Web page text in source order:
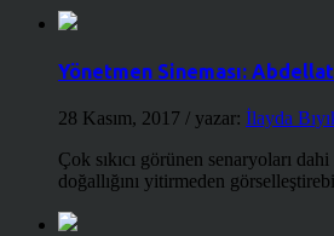
Yönetmen Sineması:
28 Kasım, 2017 / yazar: İlayda
Çok sıkıcı görünen senaryoları
doğallığını yitirmeden